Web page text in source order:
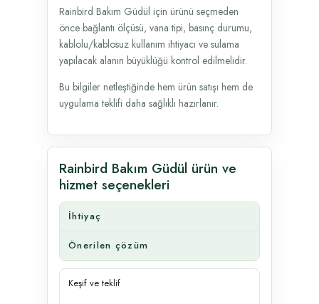
Rainbird Bakım Güdül için ürünü seçmeden
önce bağlantı ölçüsü, vana tipi, basınç durumu,
kablolu/kablosuz kullanım ihtiyacı ve sulama
yapılacak alanın büyüklüğü kontrol edilmelidir.
Bu bilgiler netleştiğinde hem ürün satışı hem de
uygulama teklifi daha sağlıklı hazırlanır.
Rainbird Bakım Güdül ürün ve
hizmet seçenekleri
İhtiyaç
Önerilen çözüm
Keşif ve teklif